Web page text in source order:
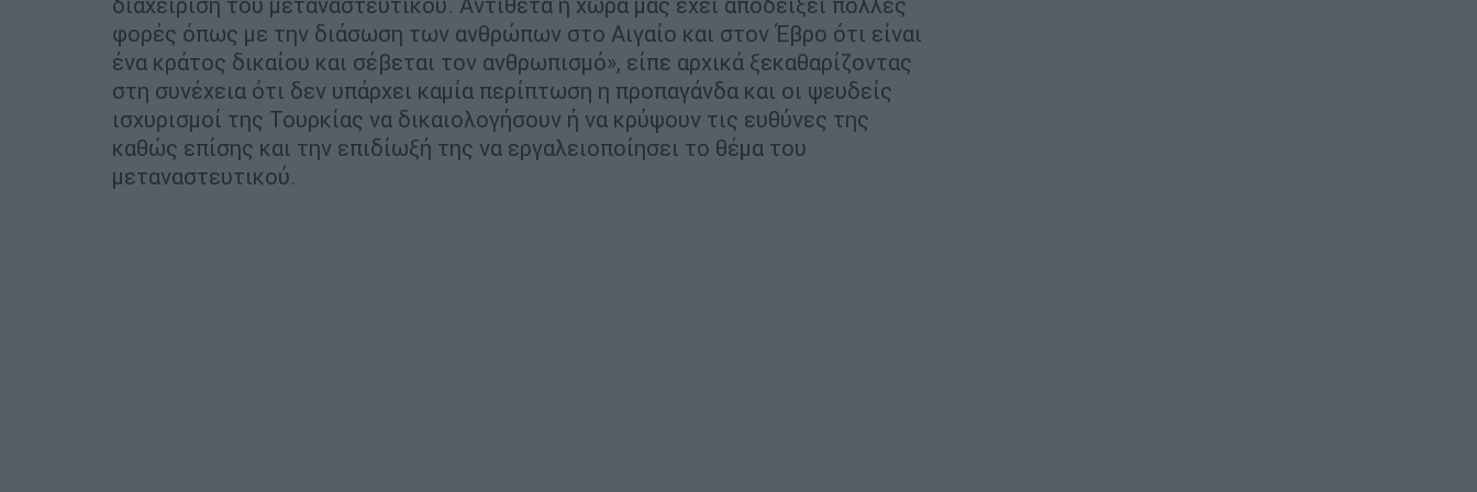
φορές όπως με την διάσωση των ανθρώπων στο Αιγαίο και στον Έβρο ότι είναι
ένα κράτος δικαίου και σέβεται τον ανθρωπισμό», είπε αρχικά ξεκαθαρίζοντας
στη συνέχεια ότι δεν υπάρχει καμία περίπτωση η προπαγάνδα και οι ψευδείς
ισχυρισμοί της Τουρκίας να δικαιολογήσουν ή να κρύψουν τις ευθύνες της
καθώς επίσης και την επιδίωξή της να εργαλειοποίησει το θέμα του
μεταναστευτικού.